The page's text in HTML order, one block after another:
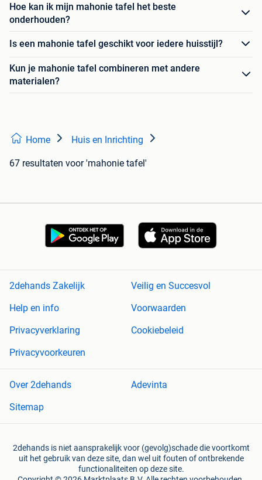
Hoe kan ik mijn mahonie tafel het beste
onderhouden?
Is een mahonie tafel geschikt voor iedere huisstijl?
Kun je mahonie tafel combineren met andere
materialen?
Home Huis en Inrichting
67 resultaten voor 'mahonie tafel'
2dehands Zakelijk
Veilig en Succesvol
Help en info
Voorwaarden
Privacyverklaring
Cookiebeleid
Privacyvoorkeuren
Over 2dehands
Adevinta
Sitemap
2dehands is niet aansprakelijk voor (gevolg)schade die voortkomt
uit het gebruik van deze site, dan wel uit fouten of ontbrekende
functionaliteiten op deze site.